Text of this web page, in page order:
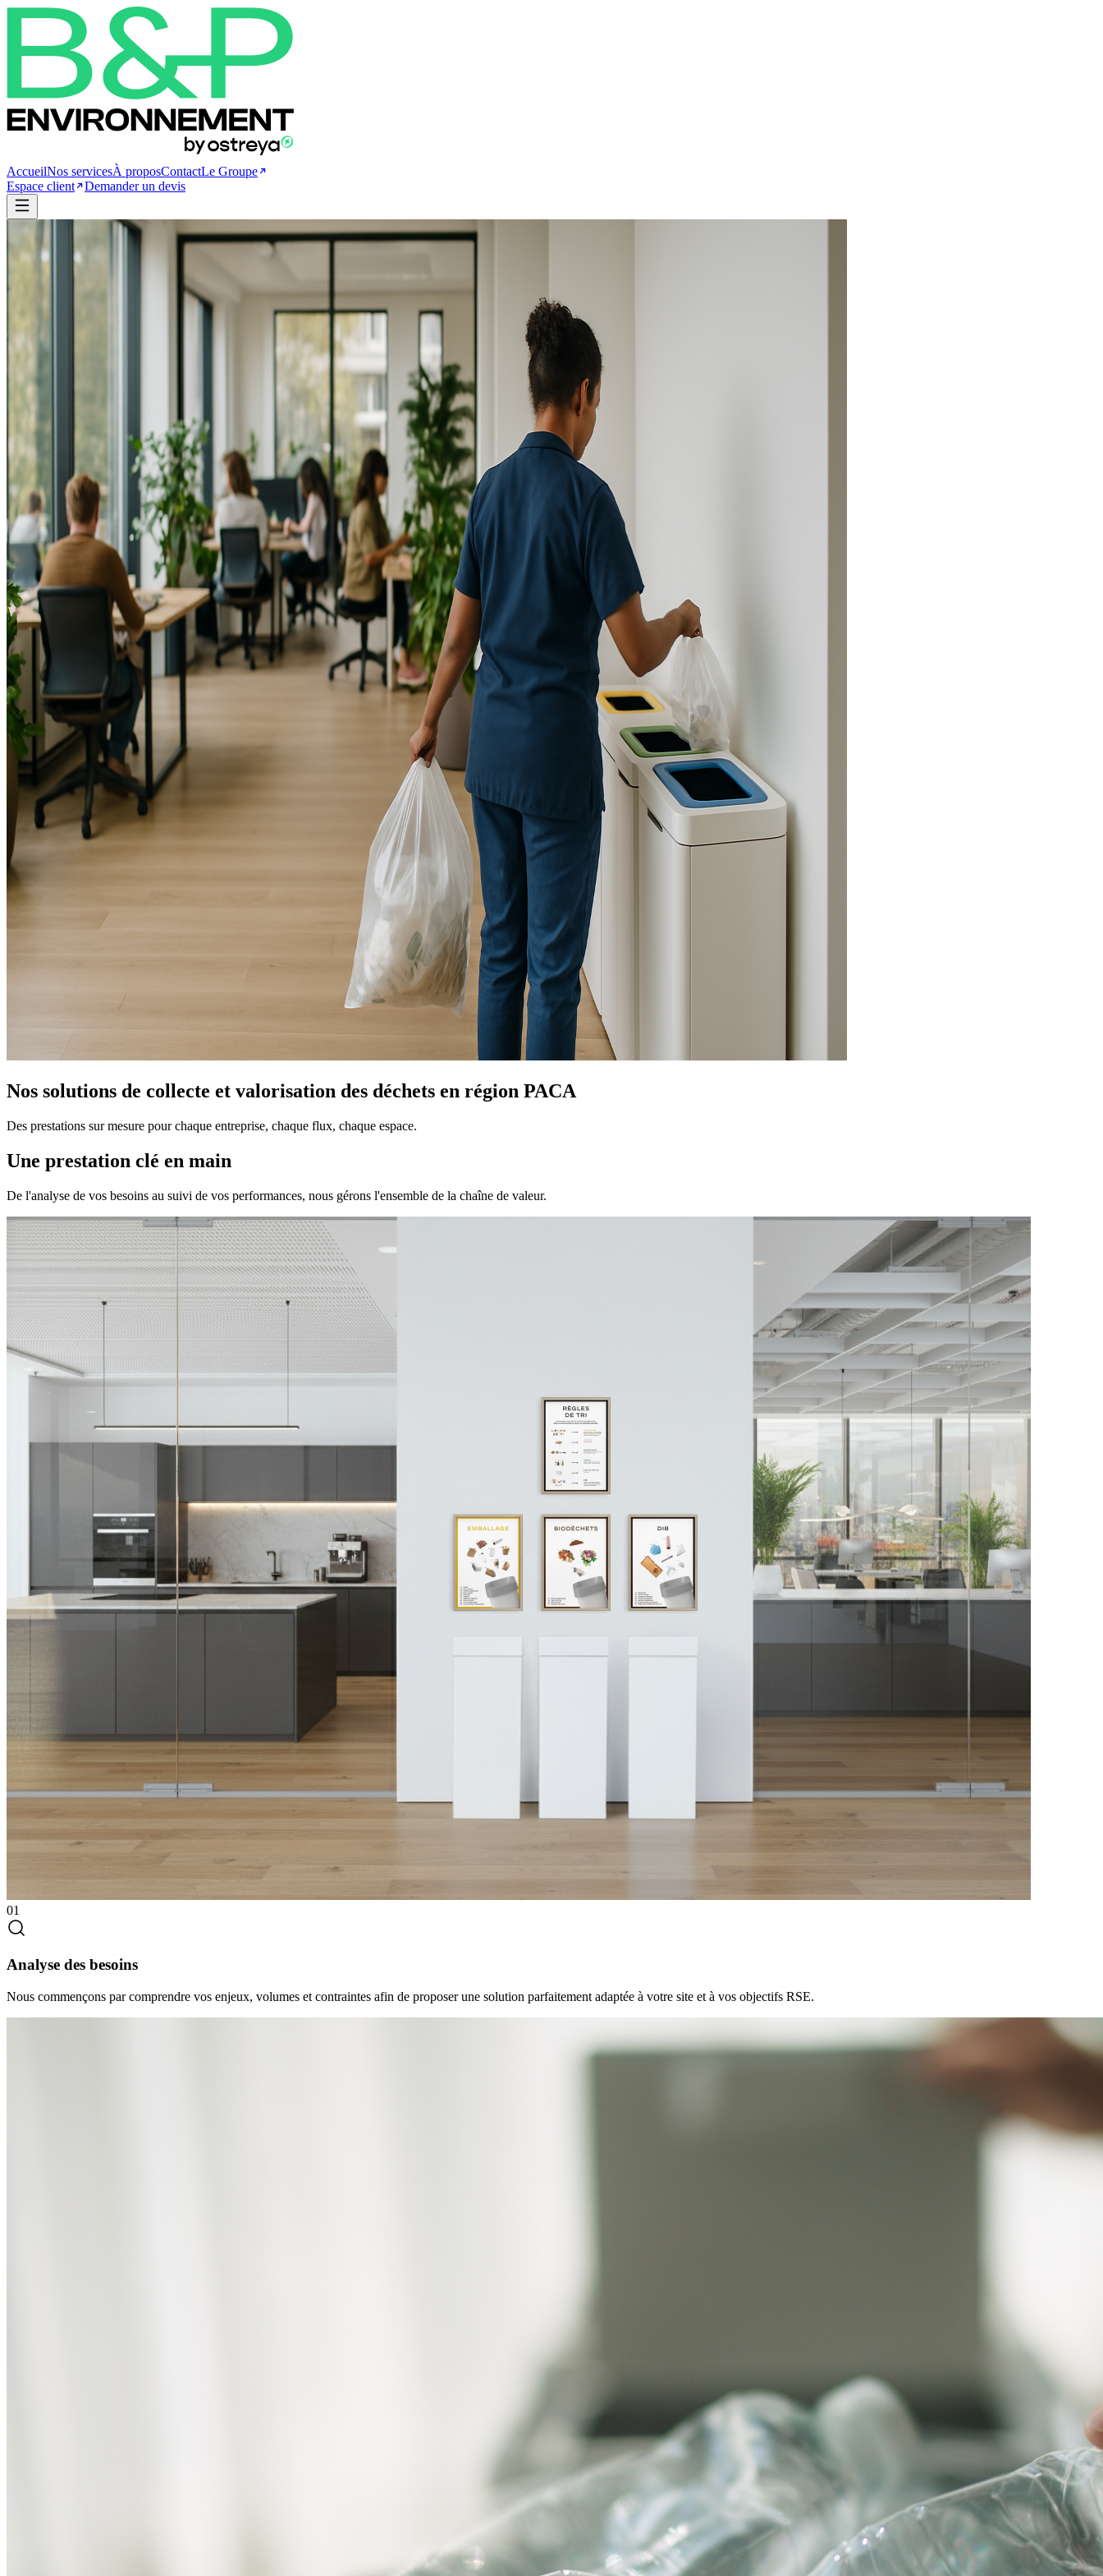
AccueilNos servicesÀ proposContactLe Groupe
Espace client
Demander un devis
Nos solutions de collecte et valorisation des déchets en région PACA
Des prestations sur mesure pour chaque entreprise, chaque flux, chaque espace.
Une prestation clé en main
De l'analyse de vos besoins au suivi de vos performances, nous gérons l'ensemble de la chaîne de valeur.
01
Analyse des besoins
Nous commençons par comprendre vos enjeux, volumes et contraintes afin de proposer une solution parfaitement adaptée à votre site et à vos objectifs RSE.